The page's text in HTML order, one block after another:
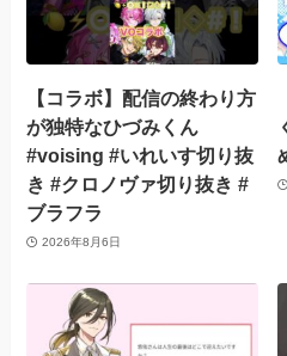
【コラボ】配信の終わり方
が独特なひづみくん
#voising #いれいす切り抜
き #クロノヴァ切り抜き #
ブラフラ
2026年8月6日